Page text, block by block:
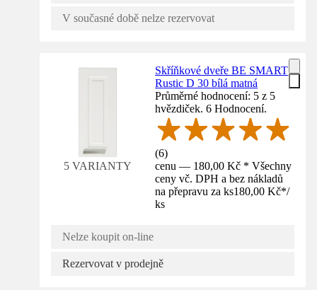
V současné době nelze rezervovat
5 VARIANTY
Skříňkové dveře BE SMART
Rustic D 30 bílá matná
Průměrné hodnocení: 5 z 5
hvězdiček. 6 Hodnocení.
(6)
cenu — 180,00 Kč * Všechny
ceny vč. DPH a bez nákladů
na přepravu za ks180,00 Kč*/
ks
Nelze koupit on-line
Rezervovat v prodejně